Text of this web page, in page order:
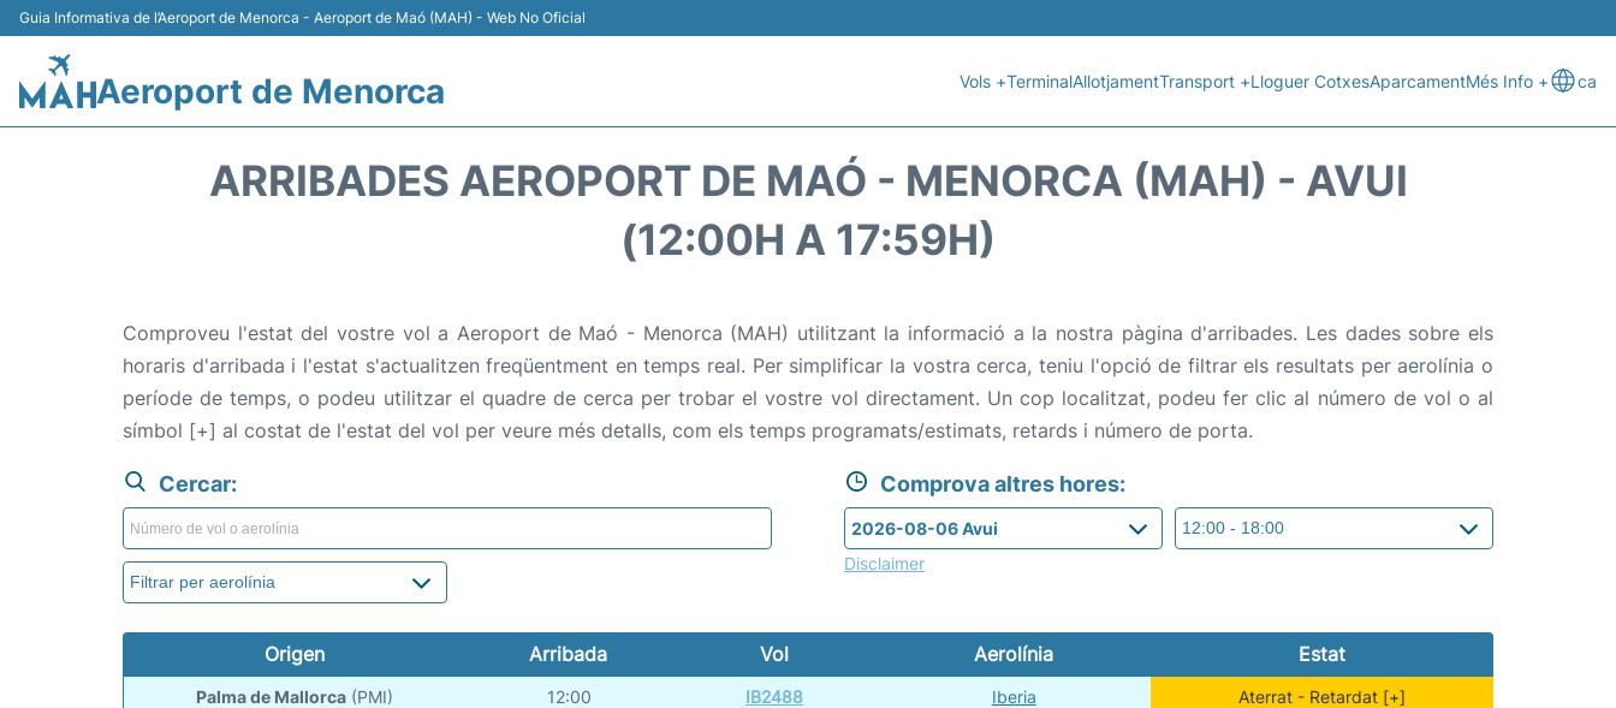
Guia Informativa de l’Aeroport de Menorca - Aeroport de Maó (MAH) - Web No Oficial
Aeroport de Menorca Vols +TerminalAllotjamentTransport +Lloguer CotxesAparcamentMés Info + ca
ARRIBADES AEROPORT DE MAÓ - MENORCA (MAH) - AVUI
(12:00H A 17:59H)
Comproveu l'estat del vostre vol a Aeroport de Maó - Menorca (MAH) utilitzant la informació a la nostra pàgina d'arribades. Les dades sobre els
horaris d'arribada i l'estat s'actualitzen freqüentment en temps real. Per simplificar la vostra cerca, teniu l'opció de filtrar els resultats per aerolínia o
període de temps, o podeu utilitzar el quadre de cerca per trobar el vostre vol directament. Un cop localitzat, podeu fer clic al número de vol o al
símbol [+] al costat de l'estat del vol per veure més detalls, com els temps programats/estimats, retards i número de porta.
Cercar: Comprova altres hores:
Disclaimer
Origen Arribada Vol Aerolínia Estat
Palma de Mallorca (PMI) 12:00 IB2488 Iberia
Aterrat - Retardat [+]